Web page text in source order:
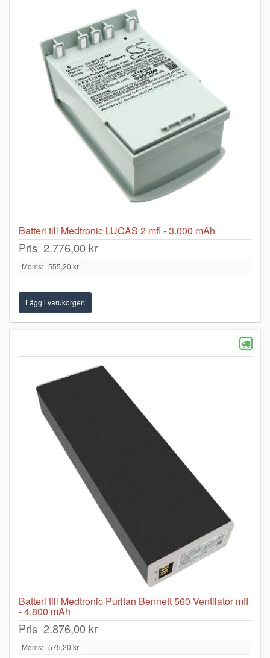
Batteri till Medtronic LUCAS 2 mfl - 3.000 mAh
Pris 2.776,00 kr
Moms: 555,20 kr
Batteri till Medtronic Puritan Bennett 560 Ventilator mfl
- 4.800 mAh
Pris 2.876,00 kr
Moms: 575,20 kr